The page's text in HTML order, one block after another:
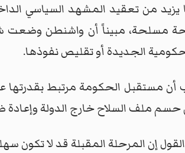
من تعقيد المشهد السياسي
مسلحة، مبيناً أن واشنطن وضعت
الجديدة أو تقليص نفوذها.
مستقبل الحكومة مرتبط بقدرتها على
حسم ملف السلاح خارج الدولة
إن المرحلة المقبلة قد لا تكون